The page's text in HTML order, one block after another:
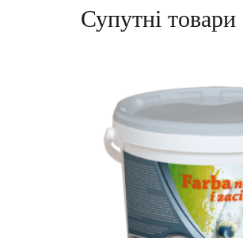
Супутні товари